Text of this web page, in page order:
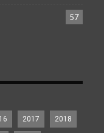
57
2017 2018